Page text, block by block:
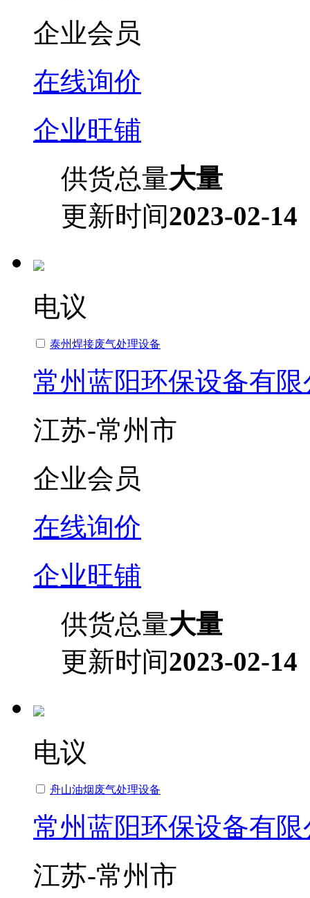
企业会员
在线询价
企业旺铺
供货总量大量
更新时间2023-02-14
电议
泰州焊接废气处理设备
常州蓝阳环保设备有限
江苏-常州市
企业会员
在线询价
企业旺铺
供货总量大量
更新时间2023-02-14
电议
舟山油烟废气处理设备
常州蓝阳环保设备有限
江苏-常州市